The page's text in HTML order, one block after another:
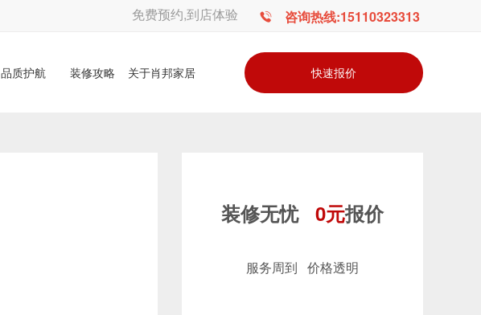
免费预约,到店体验 咨询热线:15110323313
品质护航 装修攻略 关于肖邦家居 快速报价
装修无忧 0元报价
服务周到 价格透明